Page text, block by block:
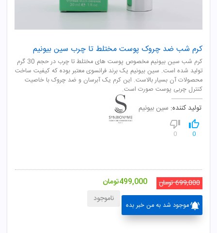
کرم شب ضد چروک پوست مختلط تا چرب سین بیونیم
کرم شب سین بیونیم مخصوص پوست های مختلط تا چرب در حجم 30 گرم
تولید شده است. سین بیونیم یک برند فرانسوی معتبر بوده که کیفیت ساخت
محصولات آن بسیار بالاست. این کرم یک آبرسان و ضد چروک با خاصیت
کنترل چربی پوست صورت است.
تولید کننده: سین بیونیم
0
0
699,000تومان 499,000تومان
موجود شد به من خبر بده
ناموجود